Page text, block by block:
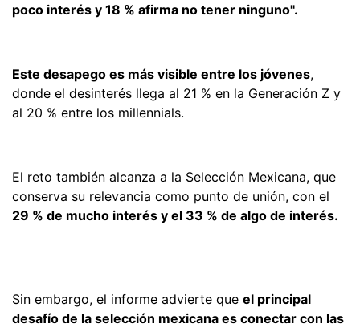
poco interés y 18 % afirma no tener ninguno".
Este desapego es más visible entre los jóvenes,
donde el desinterés llega al 21 % en la Generación Z y
al 20 % entre los millennials.
El reto también alcanza a la Selección Mexicana, que
conserva su relevancia como punto de unión, con el
29 % de mucho interés y el 33 % de algo de interés.
Sin embargo, el informe advierte que el principal
desafío de la selección mexicana es conectar con las